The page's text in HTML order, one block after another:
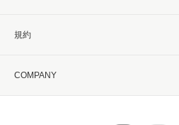
規約
COMPANY